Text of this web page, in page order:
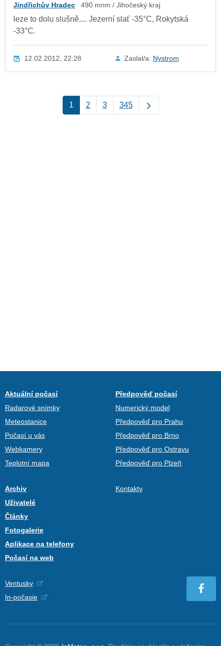
Jindřichův Hradec 490 mnm / Jihočeský kraj
leze to dolu slušně.... Jezerní slať -35°C, Rokytská
-33°C.
12.02.2012, 22:28 Zaslal/a: Nystrom
1 2 3 345
Aktuální počasí
Radarové snímky
Meteostanice
Počasí u vás
Webkamery
Teplotní mapa
Předpověď počasí
Numerický model
Předpověď pro Prahu
Předpověď pro Brno
Předpověď pro Ostravu
Předpověď pro Plzeň
Archiv
Uživatelé
Články
Fotogalerie
Aplikace na telefony
Počasí na web
Kontakty
Ventusky
In-počasie